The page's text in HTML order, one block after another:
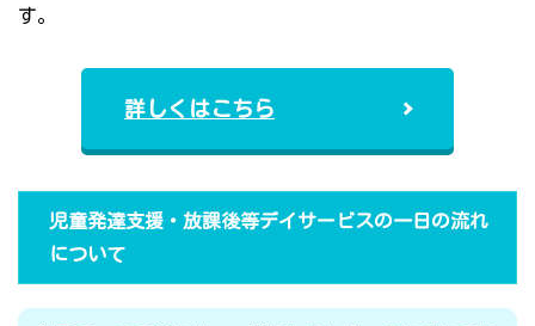
す。
詳しくはこちら
児童発達支援・放課後等デイサービスの一日の流れ
について